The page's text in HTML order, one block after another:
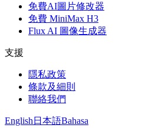
免費AI圖片修改器
免費 MiniMax H3
Flux AI 圖像生成器
支援
隱私政策
條款及細則
聯絡我們
English 日本語Bahasa